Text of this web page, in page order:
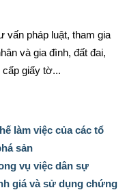
vấn pháp luật, tham gia
và gia đình, đất đai,
cấp giấy tờ...
làm việc của các tổ
sản
vụ việc dân sự
giá và sử dụng chứng